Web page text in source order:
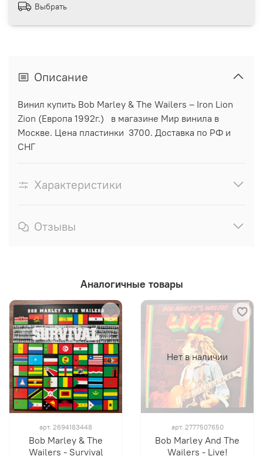
Выбрать
Описание
Винил купить Bob Marley & The Wailers ‎– Iron Lion
Zion (Европа 1992г.) в магазине Мир винила в
Москве. Цена пластинки 3700. Доставка по РФ и
СНГ
Характеристики
Отзывы
Аналогичные товары
арт. 2694183448
Bob Marley & The
Wailers - Survival
Нет в наличии
арт. 2777507650
Bob Marley And The
Wailers - Live!